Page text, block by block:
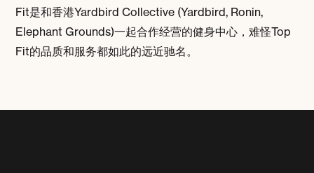
Fit是和香港Yardbird Collective (Yardbird, Ronin,
Elephant Grounds)一起合作经营的健身中心，难怪Top
Fit的品质和服务都如此的远近驰名。